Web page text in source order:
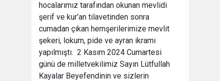
hocalarımız tarafından okunan mevlidi
şerif ve kur’an tilavetinden sonra
cumadan çıkan hemşerilerimize mevlit
şekeri, lokum, pide ve ayran ikramı
yapılmıştı. 2 Kasım 2024 Cumartesi
günü de milletvekilimiz Sayın Lütfullah
Kayalar Beyefendinin ve sizlerin